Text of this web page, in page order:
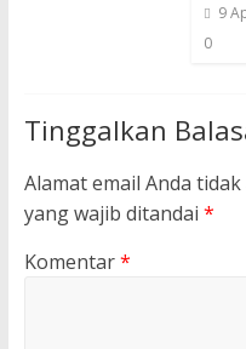
9
0
Tinggalkan
Alamat email Anda
yang wajib ditandai *
Komentar*